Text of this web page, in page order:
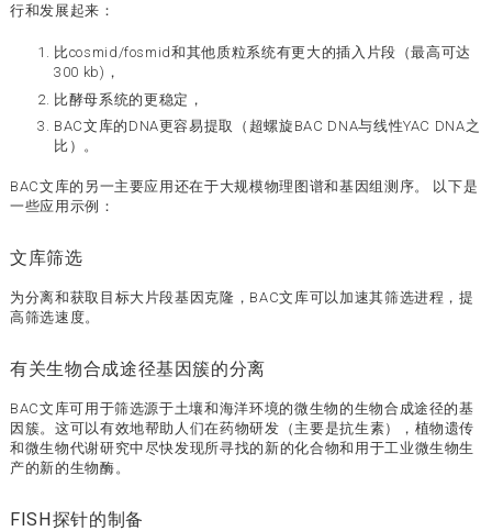
行和发展起来：
比cosmid/fosmid和其他质粒系统有更大的插入片段（最高可达
300 kb)，
比酵母系统的更稳定，
BAC文库的DNA更容易提取（超螺旋BAC DNA与线性YAC DNA之
比）。
BAC文库的另一主要应用还在于大规模物理图谱和基因组测序。 以下是
一些应用示例：
文库筛选
为分离和获取目标大片段基因克隆，BAC文库可以加速其筛选进程，提
高筛选速度。
有关生物合成途径基因簇的分离
BAC文库可用于筛选源于土壤和海洋环境的微生物的生物合成途径的基
因簇。这可以有效地帮助人们在药物研发（主要是抗生素），植物遗传
和微生物代谢研究中尽快发现所寻找的新的化合物和用于工业微生物生
产的新的生物酶。
FISH探针的制备